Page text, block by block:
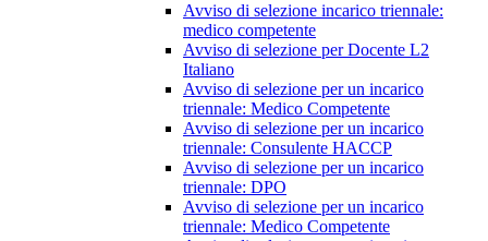
Avviso di selezione incarico triennale:
medico competente
Avviso di selezione per Docente L2
Italiano
Avviso di selezione per un incarico
triennale: Medico Competente
Avviso di selezione per un incarico
triennale: Consulente HACCP
Avviso di selezione per un incarico
triennale: DPO
Avviso di selezione per un incarico
triennale: Medico Competente